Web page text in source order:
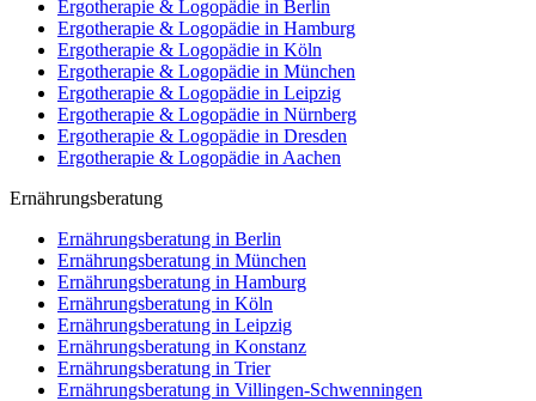
Ergotherapie & Logopädie in Berlin
Ergotherapie & Logopädie in Hamburg
Ergotherapie & Logopädie in Köln
Ergotherapie & Logopädie in München
Ergotherapie & Logopädie in Leipzig
Ergotherapie & Logopädie in Nürnberg
Ergotherapie & Logopädie in Dresden
Ergotherapie & Logopädie in Aachen
Ernährungsberatung
Ernährungsberatung in Berlin
Ernährungsberatung in München
Ernährungsberatung in Hamburg
Ernährungsberatung in Köln
Ernährungsberatung in Leipzig
Ernährungsberatung in Konstanz
Ernährungsberatung in Trier
Ernährungsberatung in Villingen-Schwenningen